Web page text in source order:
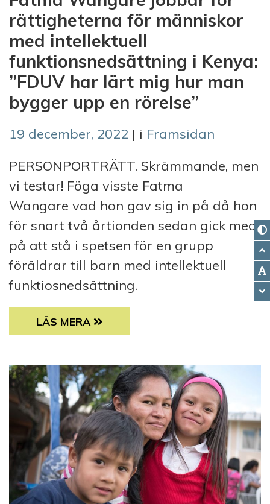
rättigheterna för människor
med intellektuell
funktionsnedsättning i Kenya:
”FDUV har lärt mig hur man
bygger upp en rörelse”
19 december, 2022 | i Framsidan
PERSONPORTRÄTT. Skrämmande, men
vi testar! Föga visste Fatma
Wangare vad hon gav sig in på då hon
för snart två årtionden sedan gick med
på att stå i spetsen för en grupp
föräldrar till barn med intellektuell
funktiosnedsättning.
FATMA WANGARE JOBBAR FÖR
LÄS MERA